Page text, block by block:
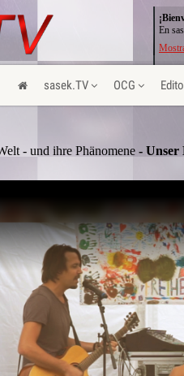
sasek.TV OCG
En
- und ihre Phänomene - Unser